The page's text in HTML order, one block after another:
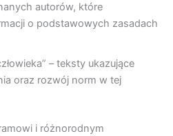
autorów, które
o podstawowych zasadach
– teksty ukazujące
oraz rozwój norm w tej
i różnorodnym